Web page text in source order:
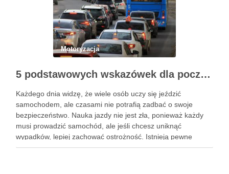
Motoryzacja
5 podstawowych wskazówek dla początkujących, jak nauczyć się bezpieczeństwa jazdy samochodem
Każdego dnia widzę, że wiele osób uczy się jeździć
samochodem, ale czasami nie potrafią zadbać o swoje
bezpieczeństwo. Nauka jazdy nie jest zła, ponieważ każdy
musi prowadzić samochód, ale jeśli chcesz uniknąć
wypadków, lepiej zachować ostrożność. Istnieją pewne
wskazówki, które sprawią, że nauka bezpieczeństwa